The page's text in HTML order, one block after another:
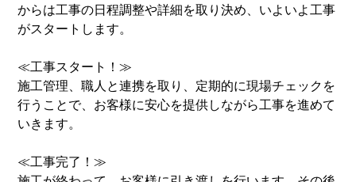
からは工事の日程調整や詳細を取り決め、いよいよ工事
がスタートします。
≪工事スタート！≫
施工管理、職人と連携を取り、定期的に現場チェックを
行うことで、お客様に安心を提供しながら工事を進めて
いきます。
≪工事完了！≫